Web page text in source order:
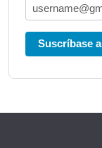
Suscríbase a